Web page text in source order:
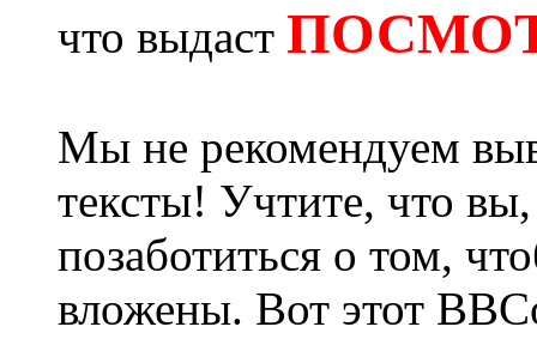
что выдаст
Мы не рекомендуем
тексты! Учтите, что
позаботиться о том,
вложены. Вот этот